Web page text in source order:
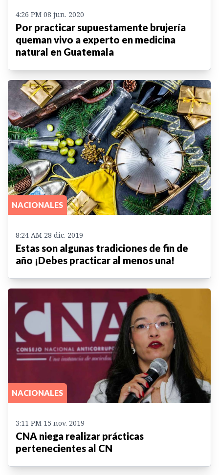
4:26 PM 08 jun. 2020
Por practicar supuestamente brujería
queman vivo a experto en medicina
natural en Guatemala
NACIONALES
8:24 AM 28 dic. 2019
Estas son algunas tradiciones de fin de
año ¡Debes practicar al menos una!
NACIONALES
3:11 PM 15 nov. 2019
CNA niega realizar prácticas
pertenecientes al CN